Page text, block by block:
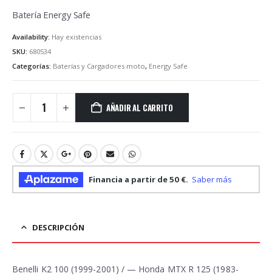
Batería Energy Safe
Availability: Hay existencias
SKU: 680534
Categorías: Baterías y Cargadores moto, Energy Safe
AÑADIR AL CARRITO
DESCRIPCIÓN
Benelli K2 100 (1999-2001) / — Honda MTX R 125 (1983-